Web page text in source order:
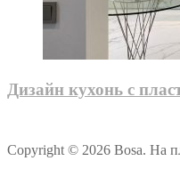
Дизайн кухонь с
Copyright © 2026 Bosa. На